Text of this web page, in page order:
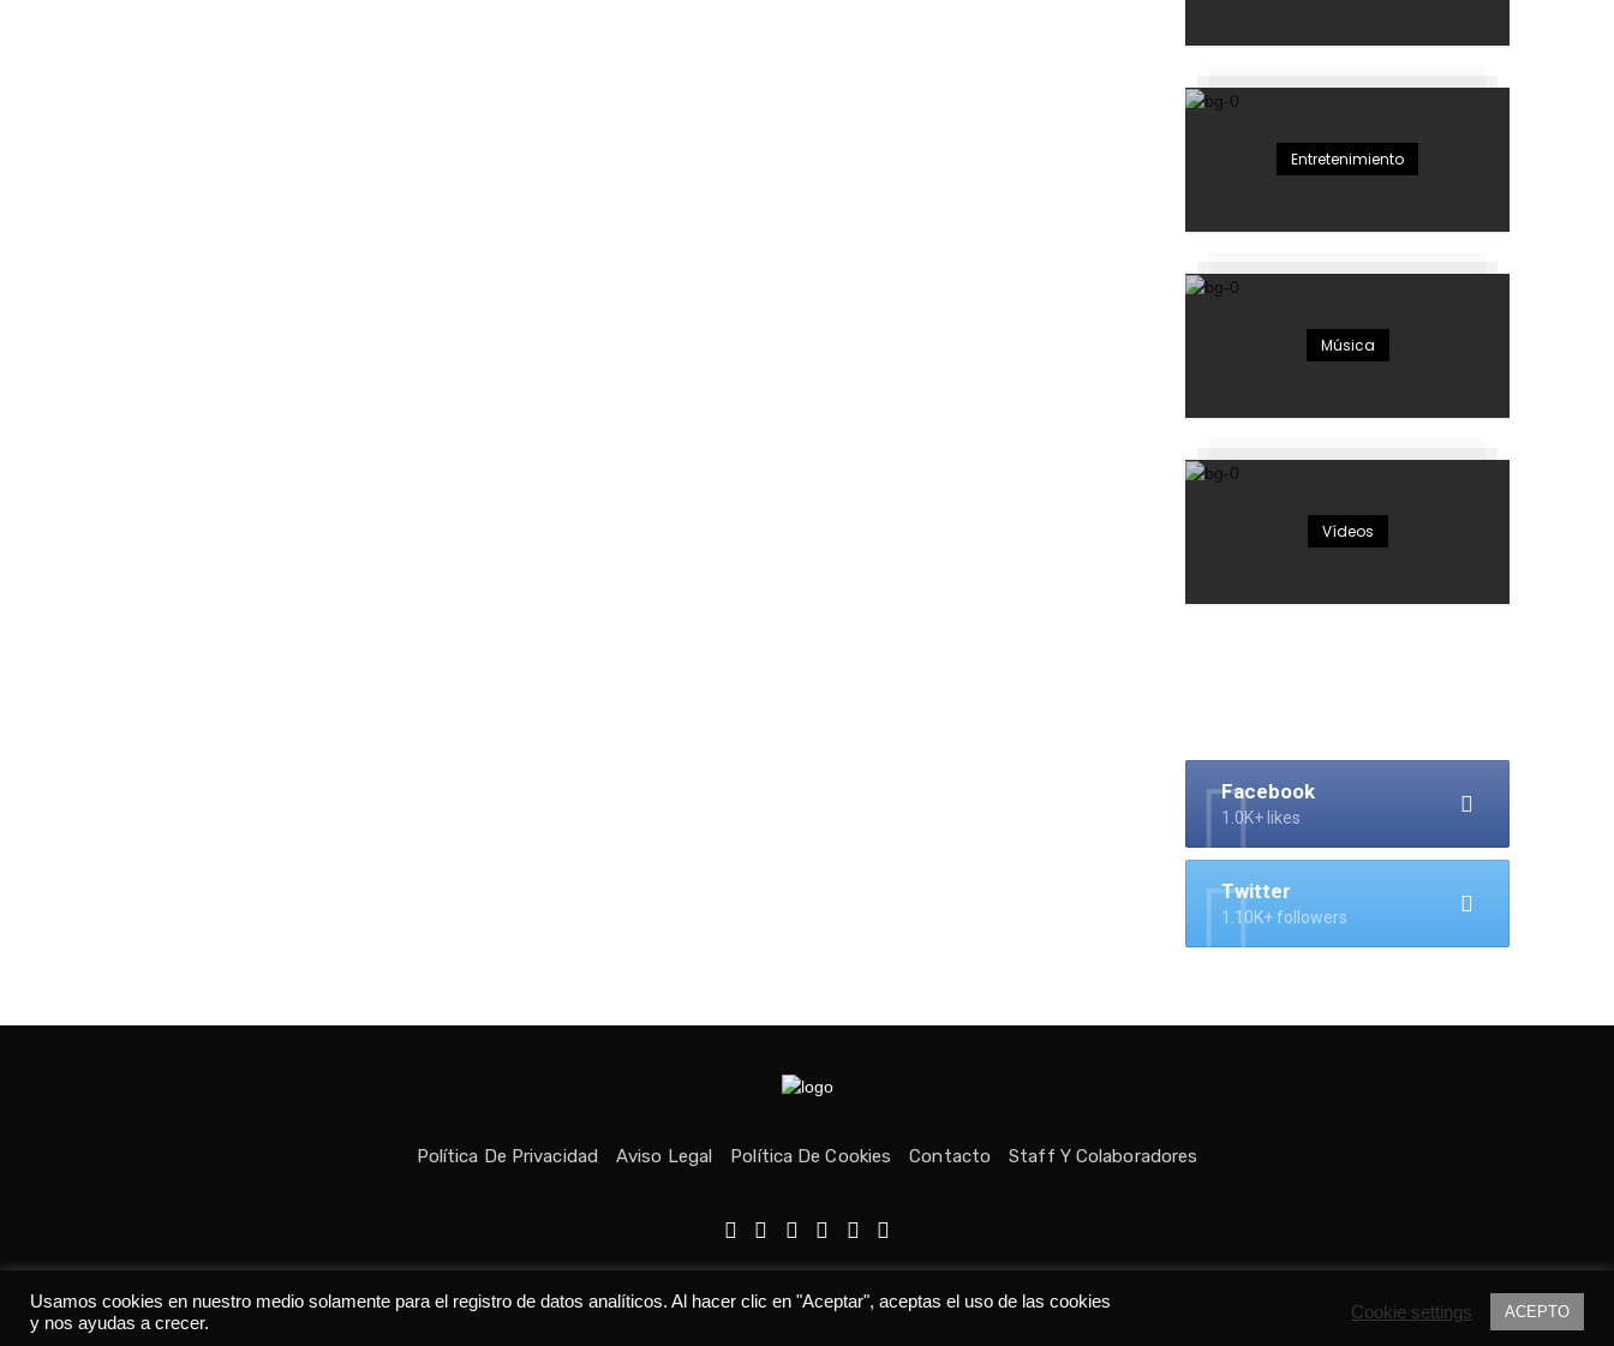
Entretenimiento
Música
Vídeos
Facebook
1.0K+ likes
Twitter
1.10K+ followers
Política De Privacidad Aviso Legal Política De Cookies Contacto Staff Y Colaboradores
Todos los derechos reservados © Medio fundado con ❤ en Asturias. 👨‍💻Desarrollado por
Usamos cookies en nuestro medio solamente para el registro de datos analíticos. Al hacer clic en "Aceptar", aceptas el uso de las cookies
y nos ayudas a crecer.
Cookie settings ACEPTO